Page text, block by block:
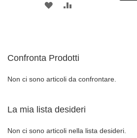
AGGIUNGI
DESIDERI
AGGIUNGI
Confronta Prodotti
Non ci sono articoli da confrontare.
La mia lista desideri
Non ci sono articoli nella lista desideri.